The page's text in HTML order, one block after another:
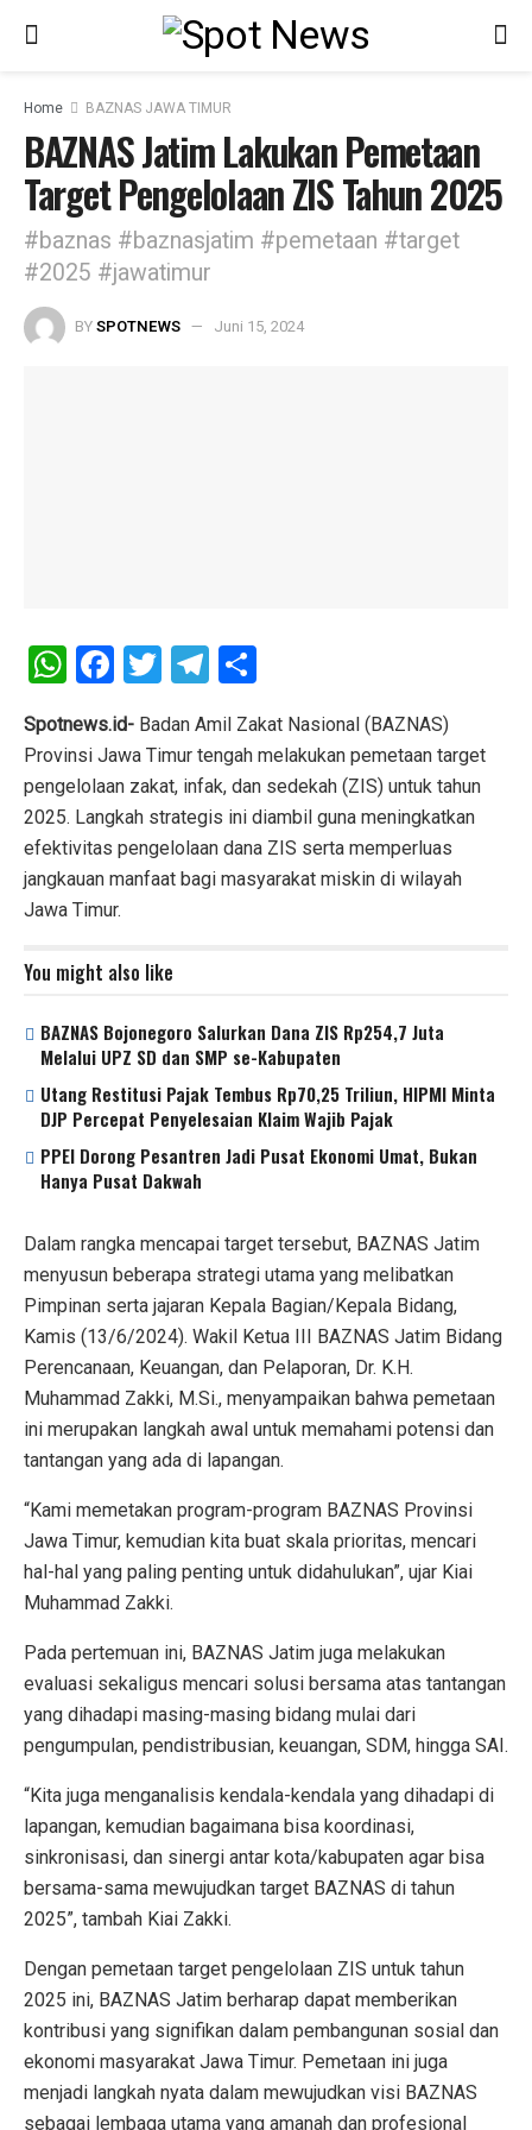
Home BAZNAS JAWA TIMUR
BAZNAS Jatim Lakukan Pemetaan
Target Pengelolaan ZIS Tahun 2025
#baznas #baznasjatim #pemetaan #target
#2025 #jawatimur
BYSPOTNEWS Juni 15, 2024
W
h
at
s
A
p
p
F
a
ce
b
o
o
k
T
wi
tt
er
T
el
e
gr
a
m
h
ar
e
Spotnews.id- Badan Amil Zakat Nasional (BAZNAS)
Provinsi Jawa Timur tengah melakukan pemetaan target
pengelolaan zakat, infak, dan sedekah (ZIS) untuk tahun
2025. Langkah strategis ini diambil guna meningkatkan
efektivitas pengelolaan dana ZIS serta memperluas
jangkauan manfaat bagi masyarakat miskin di wilayah
Jawa Timur.
You might also like
BAZNAS Bojonegoro Salurkan Dana ZIS Rp254,7 Juta
Melalui UPZ SD dan SMP se-Kabupaten
Utang Restitusi Pajak Tembus Rp70,25 Triliun, HIPMI Minta
DJP Percepat Penyelesaian Klaim Wajib Pajak
PPEI Dorong Pesantren Jadi Pusat Ekonomi Umat, Bukan
Hanya Pusat Dakwah
Dalam rangka mencapai target tersebut, BAZNAS Jatim
menyusun beberapa strategi utama yang melibatkan
Pimpinan serta jajaran Kepala Bagian/Kepala Bidang,
Kamis (13/6/2024). Wakil Ketua III BAZNAS Jatim Bidang
Perencanaan, Keuangan, dan Pelaporan, Dr. K.H.
Muhammad Zakki, M.Si., menyampaikan bahwa pemetaan
ini merupakan langkah awal untuk memahami potensi dan
tantangan yang ada di lapangan.
“Kami memetakan program-program BAZNAS Provinsi
Jawa Timur, kemudian kita buat skala prioritas, mencari
hal-hal yang paling penting untuk didahulukan”, ujar Kiai
Muhammad Zakki.
Pada pertemuan ini, BAZNAS Jatim juga melakukan
evaluasi sekaligus mencari solusi bersama atas tantangan
yang dihadapi masing-masing bidang mulai dari
pengumpulan, pendistribusian, keuangan, SDM, hingga SAI.
“Kita juga menganalisis kendala-kendala yang dihadapi di
lapangan, kemudian bagaimana bisa koordinasi,
sinkronisasi, dan sinergi antar kota/kabupaten agar bisa
bersama-sama mewujudkan target BAZNAS di tahun
2025”, tambah Kiai Zakki.
Dengan pemetaan target pengelolaan ZIS untuk tahun
2025 ini, BAZNAS Jatim berharap dapat memberikan
kontribusi yang signifikan dalam pembangunan sosial dan
ekonomi masyarakat Jawa Timur. Pemetaan ini juga
menjadi langkah nyata dalam mewujudkan visi BAZNAS
sebagai lembaga utama yang amanah dan profesional